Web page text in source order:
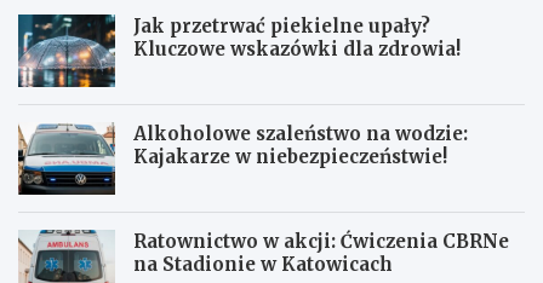
Jak przetrwać piekielne upały?
Kluczowe wskazówki dla zdrowia!
Alkoholowe szaleństwo na wodzie:
Kajakarze w niebezpieczeństwie!
Ratownictwo w akcji: Ćwiczenia CBRNe
na Stadionie w Katowicach